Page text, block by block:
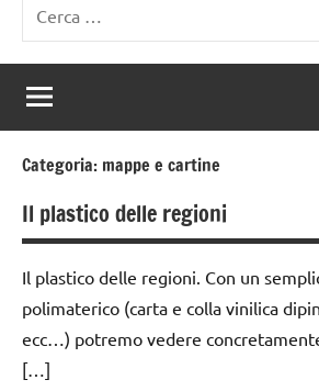
per:
Categoria: mappe e cartine
Il plastico delle regioni
Il plastico delle regioni. Con un
polimaterico (carta e colla vinilica
ecc…) potremo vedere
[…]